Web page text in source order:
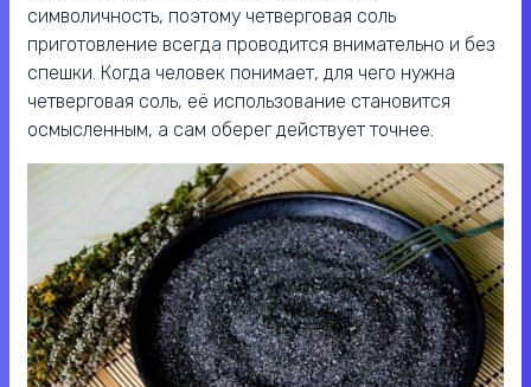
символичность, поэтому четверговая соль
приготовление всегда проводится внимательно и без
спешки. Когда человек понимает, для чего нужна
четверговая соль, её использование становится
осмысленным, а сам оберег действует точнее.